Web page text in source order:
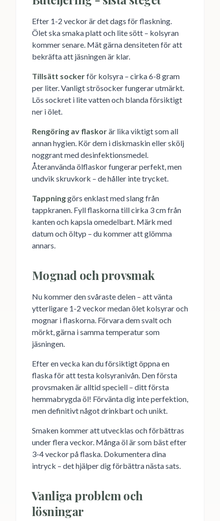
Efter 1-2 veckor är det dags för flaskning.
Ölet ska smaka platt och lite sött – kolsyran
kommer senare. Mät gärna densiteten för att
bekräfta att jäsningen är klar.
Tillsätt sockerför kolsyra – cirka 6-8 gram
per liter. Vanligt strösocker fungerar utmärkt.
Lös sockret i lite vatten och blanda försiktigt
ner i ölet.
Rengöring av flaskorär lika viktigt som all
annan hygien. Kör dem i diskmaskin eller skölj
noggrant med desinfektionsmedel.
Återanvända ölflaskor fungerar perfekt, men
undvik skruvkork – de håller inte trycket.
Tappninggörs enklast med slang från
tappkranen. Fyll flaskorna till cirka 3 cm från
kanten och kapsla omedelbart. Märk med
datum och öltyp – du kommer att glömma
annars.
Mognad och provsmak
Nu kommer den svåraste delen – att vänta
ytterligare 1-2 veckor medan ölet kolsyrar och
mognar i flaskorna. Förvara dem svalt och
mörkt, gärna i samma temperatur som
jäsningen.
Efter en vecka kan du försiktigt öppna en
flaska för att testa kolsyranivån. Den första
provsmaken är alltid speciell – ditt första
hemmabrygda öl! Förvänta dig inte perfektion,
men definitivt något drinkbart och unikt.
Smaken kommer att utvecklas och förbättras
under flera veckor. Många öl är som bäst efter
3-4 veckor på flaska. Dokumentera dina
intryck – det hjälper dig förbättra nästa sats.
Vanliga problem och
lösningar